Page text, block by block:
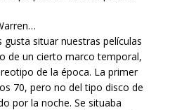
gusta situar nuestras películas
de un cierto marco temporal,
de la época. La primer
70, pero no del tipo disco de
por la noche. Se situaba